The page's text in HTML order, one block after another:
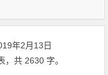
年2月13日
，共 2630 字。